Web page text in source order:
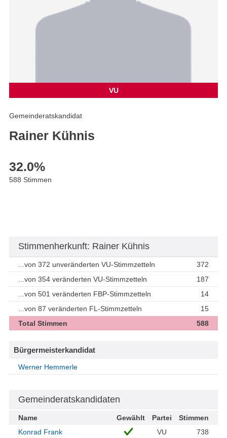
VU
Gemeinderatskandidat
Rainer Kühnis
32.0%
588 Stimmen
Stimmenherkunft: Rainer Kühnis
...von 372 unveränderten VU-Stimmzetteln
372
...von 354 veränderten VU-Stimmzetteln
187
...von 501 veränderten FBP-Stimmzetteln
14
...von 87 veränderten FL-Stimmzetteln
15
Total Stimmen
588
Bürgermeisterkandidat
Werner Hemmerle
Gemeinderatskandidaten
Name Gewählt Partei
Stimmen
Konrad Frank
VU 738